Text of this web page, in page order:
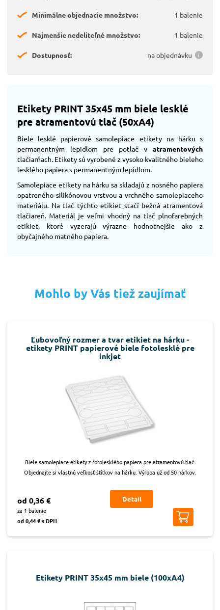
Minimálne objednacie množstvo: 1 balenie
Najmenšie nedeliteľné množstvo: 1 balenie
Dostupnosť: na objednávku
Etikety PRINT 35x45 mm biele lesklé
pre atramentovú tlač (50xA4)
Biele lesklé papierové samolepiace etikety na hárku s
permanentným lepidlom pre potlač v atramentových
tlačiarňach. Etikety sú vyrobené z vysoko kvalitného bieleho
lesklého papiera s permanentným lepidlom.
Samolepiace etikety na hárku sa skladajú z nosného papiera
opatreného silikónovou vrstvou a vrchného samolepiaceho
materiálu. Na tlač týchto etikiet stačí bežná atramentová
tlačiareň. Materiál je veľmi vhodný na tlač plnofarebných
etikiet, ktoré vyzerajú výrazne hodnotnejšie ako z
obyčajného matného papiera.
Mohlo by Vás tiež zaujímať
Ľubovoľný rozmer a tvar etikiet na hárku -
etikety PRINT papierové biele fotolesklé pre
inkjet
Biele samolepiace etikety z fotolesklého papiera pre atramentovú tlač.
Objednajte si vlastnú veľkosť štítkov na hárku. Výroba už od 50 hárkov.
od 0,36 €
za 1 balenie
od 0,44 € s DPH
Detail
Etikety PRINT 35x45 mm biele (100xA4)